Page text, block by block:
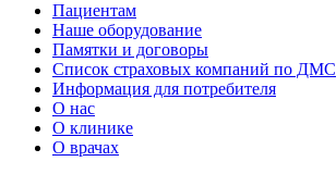
Пациентам
Наше оборудование
Памятки и договоры
Список страховых компаний по ДМС
Информация для потребителя
О нас
О клинике
О врачах